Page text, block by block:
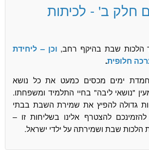
חלק ב' - לכיתות
הלכות שבת בהיקף רחב, וכן – ליחידת
חלופית.
ימים מכסים כמעט את כל נושא
"נושאי ליבה" בחיי התלמיד ומשפחתו.
גדולה להפיץ את שמירת השבת בבתי
להצטרף אלינו בשליחות זו –
הלכות שבת ושמירתה על ילדי ישראל.